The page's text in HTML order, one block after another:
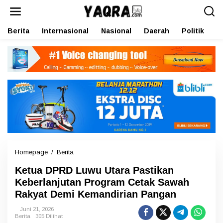
Berita Internasional Nasional Daerah Politik
Homepage / Berita
u
a
D
Ketua DPRD Luwu Utara Pastikan
Keberlanjutan Program Cetak Sawah
Rakyat Demi Kemandirian Pangan
Juni 21, 2026
Berita
305 Dilihat